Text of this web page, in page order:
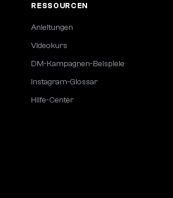
RESSOURCEN
Anleitungen
Videokurs
DM-Kampagnen-Beispiele
Instagram-Glossar
Hilfe-Center